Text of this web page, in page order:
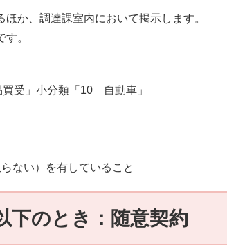
か、調達課室内において掲示します。
。
受」小分類「10 自動車」
ない）を有していること
下のとき：随意契約